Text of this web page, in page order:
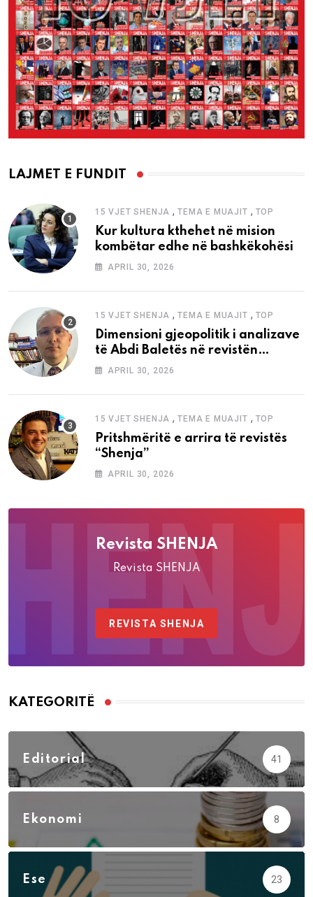
LAJMET E FUNDIT
15 VJET SHENJA ,TEMA E MUAJIT , TOP
Kur kultura kthehet në mision
kombëtar edhe në bashkëkohësi
APRIL 30, 2026
15 VJET SHENJA ,TEMA E MUAJIT , TOP
Dimensioni gjeopolitik i analizave
të Abdi Baletës në revistën
“Shenja”
APRIL 30, 2026
15 VJET SHENJA ,TEMA E MUAJIT , TOP
Pritshmëritë e arrira të revistës
“Shenja”
APRIL 30, 2026
Revista SHENJA
Revista SHENJA
REVISTA SHENJA
KATEGORITË
Editorial 41
Ekonomi 8
Ese 23